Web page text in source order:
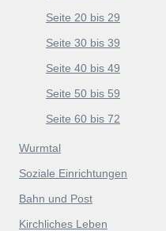
Seite 20 bis 29
Seite 30 bis 39
Seite 40 bis 49
Seite 50 bis 59
Seite 60 bis 72
Wurmtal
Soziale Einrichtungen
Bahn und Post
Kirchliches Leben